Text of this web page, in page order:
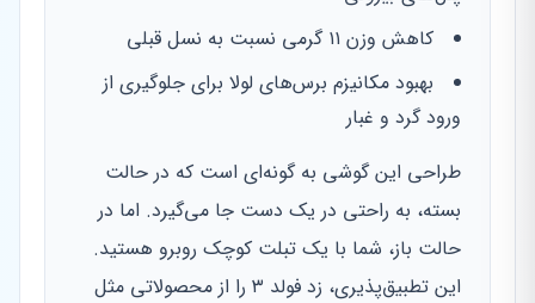
کاهش وزن ۱۱ گرمی نسبت به نسل قبلی
بهبود مکانیزم برس‌های لولا برای جلوگیری از
ورود گرد و غبار
طراحی این گوشی به گونه‌ای است که در حالت
بسته، به راحتی در یک دست جا می‌گیرد. اما در
حالت باز، شما با یک تبلت کوچک روبرو هستید.
این تطبیق‌پذیری، زد فولد ۳ را از محصولاتی مثل